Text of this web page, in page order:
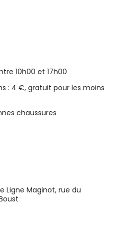
10h00 et 17h00
: 4 €, gratuit pour les moins
chaussures
Ligne Maginot, rue du